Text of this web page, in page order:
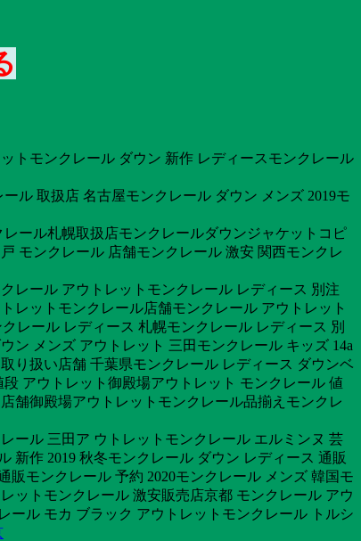
トモンクレール ダウン 新作 レディースモンクレール
ル 取扱店 名古屋モンクレール ダウン メンズ 2019モ
ール札幌取扱店モンクレールダウンジャケットコピ
モンクレール 店舗モンクレール 激安 関西モンクレ
レール アウトレットモンクレール レディース 別注
レットモンクレール店舗モンクレール アウトレット
レール レディース 札幌モンクレール レディース 別
ン メンズ アウトレット 三田モンクレール キッズ 14a
り扱い店舗 千葉県モンクレール レディース ダウンベ
アウトレット御殿場アウトレット モンクレール 値
舗御殿場アウトレットモンクレール品揃えモンクレ
ール 三田ア ウトレットモンクレール エルミンヌ 芸
新作 2019 秋冬モンクレール ダウン レディース 通販
モンクレール 予約 2020モンクレール メンズ 韓国モ
ットモンクレール 激安販売店京都 モンクレール アウ
ール モカ ブラック アウトレットモンクレール トルシ